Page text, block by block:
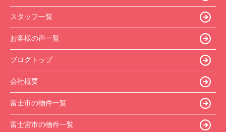
スタッフ一覧
お客様の声一覧
ブログトップ
会社概要
富士市の物件一覧
富士宮市の物件一覧